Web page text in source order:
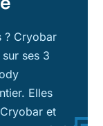
? Cryobar
ses 3
Elles
et